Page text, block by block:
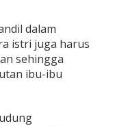
dalam
istri juga harus
sehingga
ibu-ibu